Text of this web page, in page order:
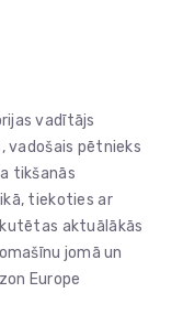
vadītājs
vadošais pētnieks
tikšanās
tiekoties ar
aktuālākās
jomā un
Europe